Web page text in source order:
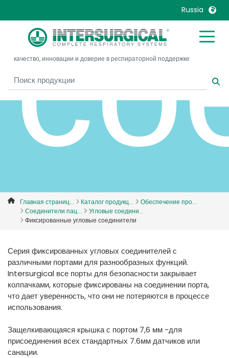
Russia
United Kingdom
United States
Belgique, Français
Canada, English
Canada, Français
Denmark
Deutschland
France
Italia
Malaysia
Mexico
Russia
International English
качество, инновации и доверие в респираторной поддержке
Главная страниц... Каталог продукц...
Обеспечение про...
Соединители пац...
Угловые соедини...
Фиксированные угловые соединители
Серия фиксированных угловых соединителей с
различными портами для разнообразных функций.
Intersurgical все порты для безопасности закрывает
колпачками, которые фиксированы на соединении порта,
что дает уверенность, что они не потеряются в процессе
использования.
Защелкивающаяся крышка с портом 7,6 мм -для
присоединения всех стандартных 7.6мм датчиков или
санации.